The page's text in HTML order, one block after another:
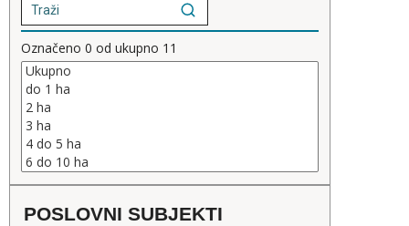
Označeno 0 od ukupno 11
POSLOVNI SUBJEKTI